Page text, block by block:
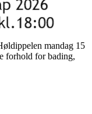
mandag 15
forhold for bading,